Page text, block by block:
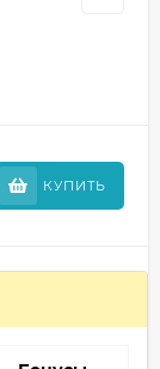
КУПИТЬ